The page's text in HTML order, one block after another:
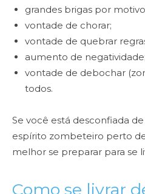
grandes brigas por
vontade de chorar;
vontade de quebrar
aumento de negatividade;
vontade de debochar
todos.
Se você está desconfiada
espírito zombeteiro perto
melhor se preparar para se
Como se livrar